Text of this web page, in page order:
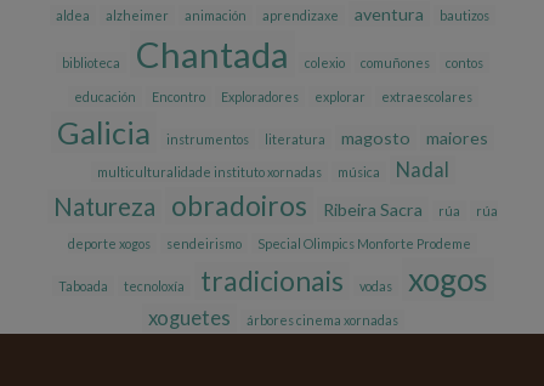
aldea alzheimer animación aprendizaxe aventura bautizos
biblioteca Chantada colexio comuñones contos
educación Encontro Exploradores explorar extraescolares
Galicia instrumentos literatura magosto maiores
multiculturalidade instituto xornadas música Nadal
Natureza obradoiros Ribeira Sacra rúa rúa
deporte xogos sendeirismo Special Olimpics Monforte Prodeme
Taboada tecnoloxía tradicionais vodas xogos
xoguetes árbores cinema xornadas